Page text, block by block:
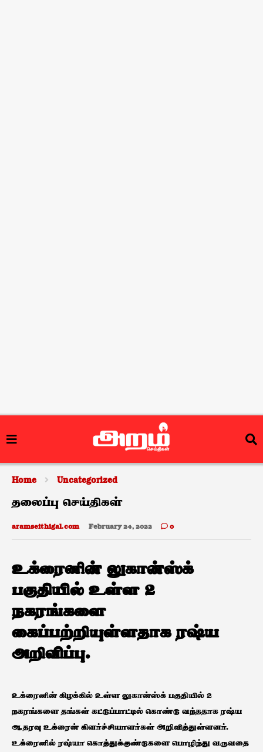
Home Uncategorized
தலைப்பு செய்திகள்
aramseithigal.com February 24, 2022 0
உக்ரைனின் லுகான்ஸ்க்
பகுதியில் உள்ள 2
நகரங்களை
கைப்பற்றியுள்ளதாக ரஷ்ய
அறிவிப்பு.
உக்ரைனின் கிழக்கில் உள்ள லுகான்ஸ்க் பகுதியில் 2
நகரங்களை தங்கள் கட்டுப்பாட்டில் கொண்டு வந்ததாக ரஷ்ய
ஆதரவு உக்ரைன் கிளர்ச்சியாளர்கள் அறிவித்துள்ளனர்.
உக்ரைனில் ரஷ்யா கொத்துக்குண்டுகளை பொழிந்து வருவதை